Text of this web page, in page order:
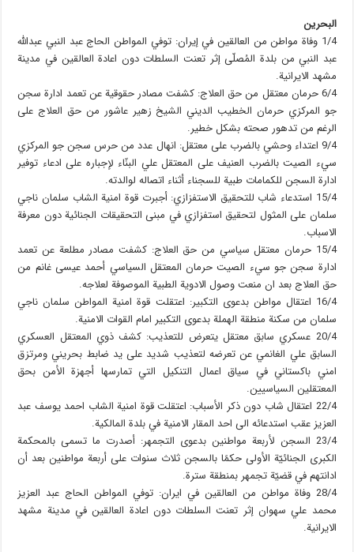
البحرين
1/4 وفاة مواطن من العالقين في إيران: توفي المواطن الحاج عبد النبي عبدالله
عبد النبي من بلدة المُصلّى إثر تعنت السلطات دون اعادة العالقين في مدينة
مشهد الايرانية.
6/4 حرمان معتقل من حق العلاج: كشفت مصادر حقوقية عن تعمد ادارة سجن
جو المركزي حرمان الخطيب الديني الشيخ زهير عاشور من حق العلاج على
الرغم من تدهور صحته بشكل خطير.
9/4 اعتداء وحشي بالضرب على معتقل: انهال عدد من حرس سجن جو المركزي
سيء الصيت بالضرب العنيف على المعتقل علي البنّاء لإجباره على ادعاء توفير
ادارة السجن للكمامات طبية للسجناء أثناء اتصاله لوالدته.
15/4 استدعاء شاب للتحقيق الاستفزازي: أجبرت قوة امنية الشاب سلمان ناجي
سلمان على المثول لتحقيق استفزازي في مبنى التحقيقات الجنائية دون معرفة
الاسباب.
15/4 حرمان معتقل سياسي من حق العلاج: كشفت مصادر مطلعة عن تعمد
ادارة سجن جو سيء الصيت حرمان المعتقل السياسي أحمد عيسى غانم من
حق العلاج بعد ان منعت وصول الادوية الطبية الموصوفة لعلاجه.
16/4 اعتقال مواطن بدعوى التكبير: اعتقلت قوة امنية المواطن سلمان ناجي
سلمان من سكنة منطقة الهملة بدعوى التكبير امام القوات الامنية.
20/4 عسكري سابق معتقل يتعرض للتعذيب: كشف ذوي المعتقل العسكري
السابق علي الغانمي عن تعرضه لتعذيب شديد على يد ضابط بحريني ومرتزق
امني باكستاني في سياق اعمال التنكيل التي تمارسها أجهزة الأمن بحق
المعتقلين السياسيين.
22/4 اعتقال شاب دون ذكر الأسباب: اعتقلت قوة امنية الشاب احمد يوسف عبد
العزيز عقب استدعائه الى احد المقار الامنية في بلدة المالكية.
23/4 السجن لأربعة مواطنين بدعوى التجمهر: أصدرت ما تسمى بالمحكمة
الكبرى الجنائيّة الأولى حكمًا بالسجن ثلاث سنوات على أربعة مواطنين بعد أن
ادانتهم في قضيّة تجمهر بمنطقة سترة.
28/4 وفاة مواطن من العالقين في ايران: توفي المواطن الحاج عبد العزيز
محمد علي سهوان إثر تعنت السلطات دون اعادة العالقين في مدينة مشهد
الايرانية.